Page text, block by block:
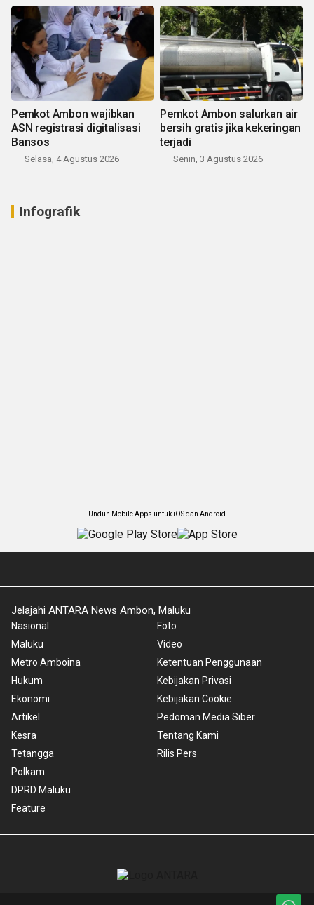
Pemkot Ambon wajibkan
ASN registrasi digitalisasi
Bansos
Selasa, 4 Agustus 2026
Pemkot Ambon salurkan air
bersih gratis jika kekeringan
terjadi
Senin, 3 Agustus 2026
Infografik
Unduh Mobile Apps untuk iOS dan Android
Jelajahi ANTARA News Ambon, Maluku
Nasional
Maluku
Metro Amboina
Hukum
Ekonomi
Artikel
Kesra
Tetangga
Polkam
DPRD Maluku
Feature
Foto
Video
Ketentuan Penggunaan
Kebijakan Privasi
Kebijakan Cookie
Pedoman Media Siber
Tentang Kami
Rilis Pers